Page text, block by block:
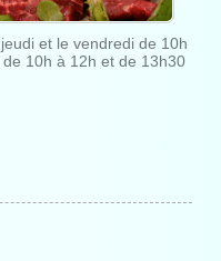
et le vendredi de 10h
10h à 12h et de 13h30